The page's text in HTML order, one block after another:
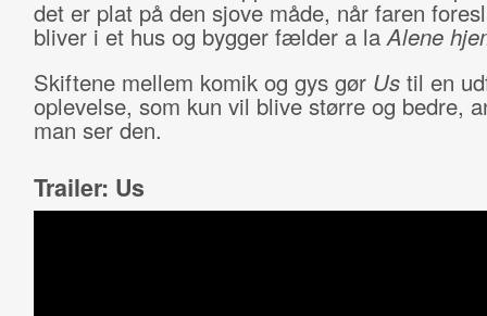
det er plat på den sjove måde, når faren
bliver i et hus og bygger fælder a laAlene
Skiftene mellem komik og gys gør Ustil en
oplevelse, som kun vil blive større og bedre,
man ser den.
Trailer: Us